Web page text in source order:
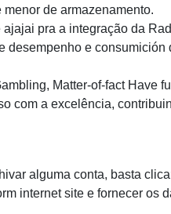
menor de armazenamento.
ajajai pra a integração da
desempenho e
Matter-of-fact Have
com a excelência,
alguma conta, basta
internet site e fornecer os